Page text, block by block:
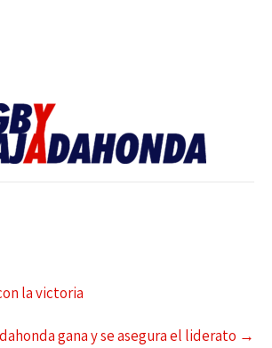
la victoria
gana y se asegura el liderato →